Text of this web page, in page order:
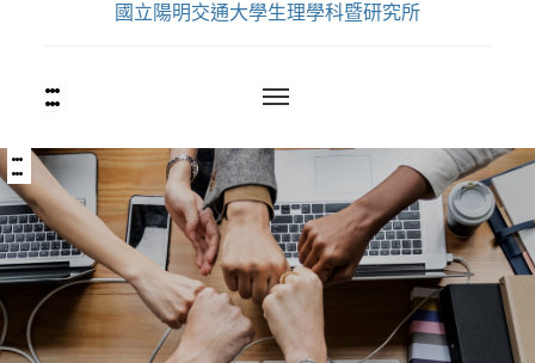
國立陽明交通大學生理學科暨研究所
:::上
方
區
塊
:::中
央
內
容
區
塊